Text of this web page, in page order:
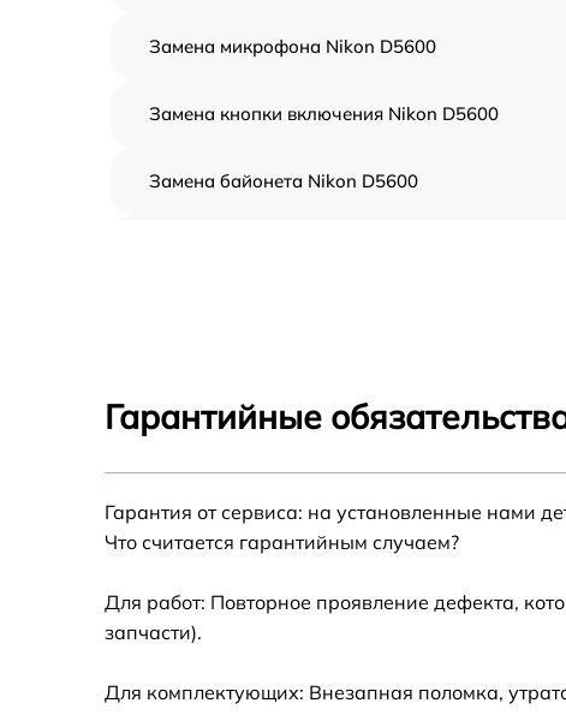
Замена микрофона Nikon D5600
Замена кнопки включения Nikon D5600
Замена байонета Nikon D5600
Замена затвора Nikon D5600
Гарантийные
Гарантия от сервиса: на установленные нами
Что считается гарантийным случаем?
Для работ: Повторное проявление дефекта,
запчасти).
Для комплектующих: Внезапная поломка,